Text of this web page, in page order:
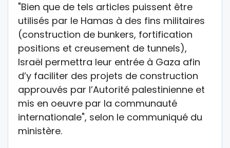
"Bien que de tels articles puissent être
utilisés par le Hamas à des fins militaires
(construction de bunkers, fortification
positions et creusement de tunnels),
Israël permettra leur entrée à Gaza afin
d’y faciliter des projets de construction
approuvés par l’Autorité palestinienne et
mis en oeuvre par la communauté
internationale", selon le communiqué du
ministère.